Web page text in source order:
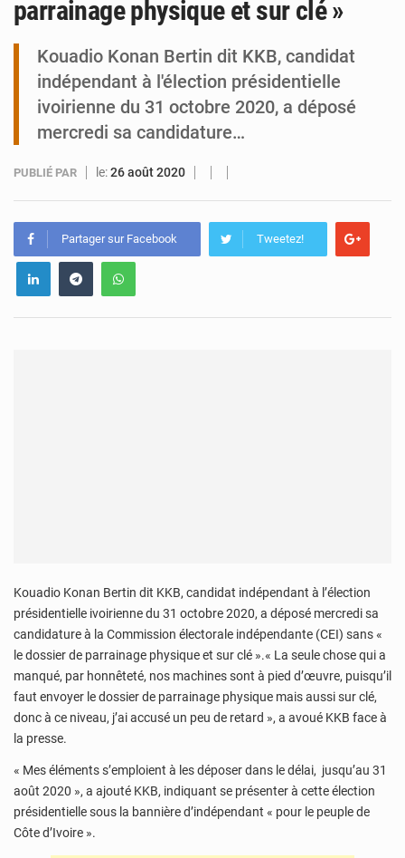
parrainage physique et sur clé »
Kouadio Konan Bertin dit KKB, candidat
indépendant à l'élection présidentielle
ivoirienne du 31 octobre 2020, a déposé
mercredi sa candidature…
PUBLIÉ PAR le:26 août 2020
Partager sur Facebook Tweetez!
Kouadio Konan Bertin dit KKB, candidat indépendant à l’élection
présidentielle ivoirienne du 31 octobre 2020, a déposé mercredi sa
candidature à la Commission électorale indépendante (CEI) sans «
le dossier de parrainage physique et sur clé ».« La seule chose qui a
manqué, par honnêteté, nos machines sont à pied d’œuvre, puisqu’il
faut envoyer le dossier de parrainage physique mais aussi sur clé,
donc à ce niveau, j’ai accusé un peu de retard », a avoué KKB face à
la presse.
« Mes éléments s’emploient à les déposer dans le délai, jusqu’au 31
août 2020 », a ajouté KKB, indiquant se présenter à cette élection
présidentielle sous la bannière d’indépendant « pour le peuple de
Côte d’Ivoire ».